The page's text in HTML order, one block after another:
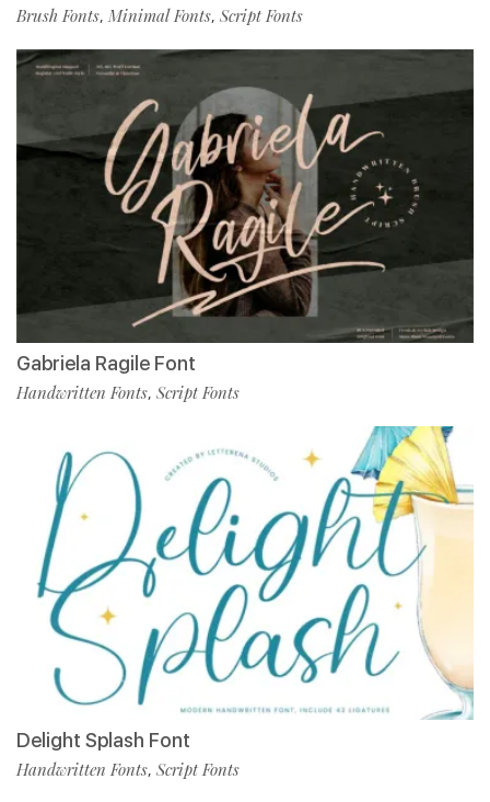
Brush Fonts, Minimal Fonts, Script Fonts
Gabriela Ragile Font
Handwritten Fonts, Script Fonts
Delight Splash Font
Handwritten Fonts, Script Fonts